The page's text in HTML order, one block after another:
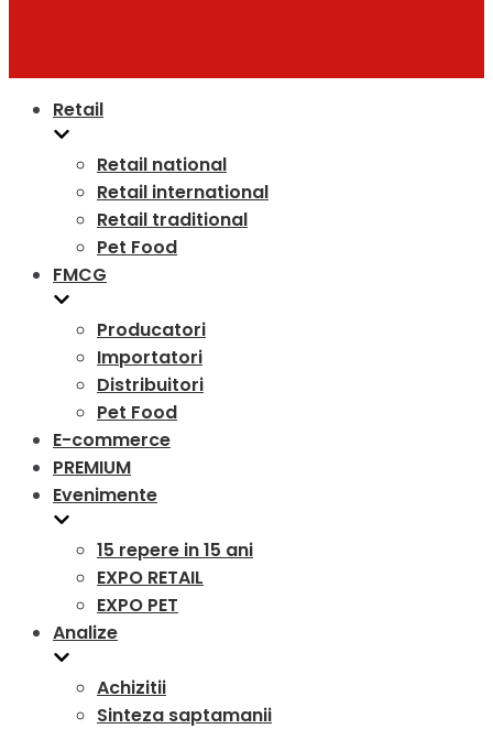
Retail
Retail national
Retail international
Retail traditional
Pet Food
FMCG
Producatori
Importatori
Distribuitori
Pet Food
E-commerce
PREMIUM
Evenimente
15 repere in 15 ani
EXPO RETAIL
EXPO PET
Analize
Achizitii
Sinteza saptamanii